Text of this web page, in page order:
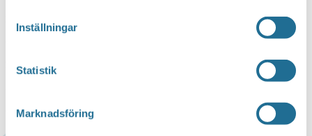
Inställningar
Statistik
Marknadsföring
fortsättningen är skyddade hos oss. Vi tycker att
det är viktigt att du tar del av vår uppdaterade
integritetspolicy där kan du läsa om era rättigheter
dina personuppgifter hos oss.